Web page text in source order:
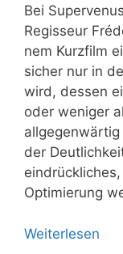
Bei
Regis­seur
nem Kurz­film
sicher nur in
wird, des­sen
oder weni­ger
der
Opti­mie­rung
Wei­ter­le­sen